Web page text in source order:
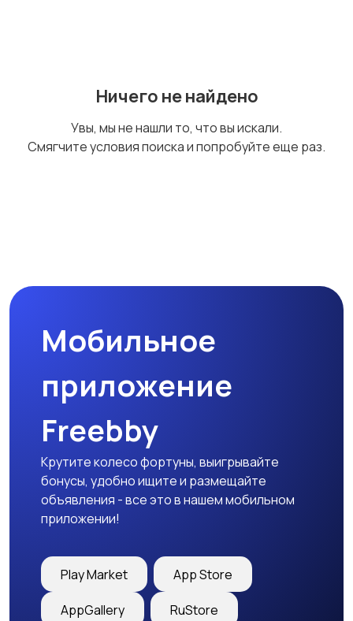
Тренажеры и фитнес Спортивное питание
Другое
Ничего не найдено
Увы, мы не нашли то, что вы искали.
Смягчите условия поиска и попробуйте еще раз.
Мобильное
приложение
Freebby
Крутите колесо фортуны, выигрывайте
бонусы, удобно ищите и размещайте
объявления - все это в нашем мобильном
приложении!
Play Market App Store
AppGallery RuStore